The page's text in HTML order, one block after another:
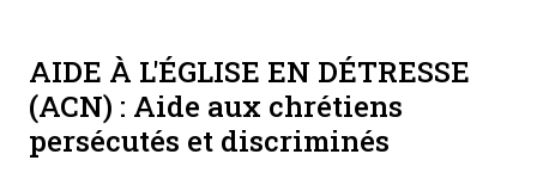
AIDE À L'ÉGLISE EN DÉTRESSE
(ACN) : Aide aux chrétiens
persécutés et discriminés